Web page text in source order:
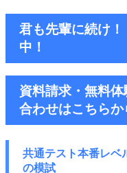
君も先輩に続け
中！
資料請求・無料
合わせはこちらか
共通テスト本番レベ
の模試